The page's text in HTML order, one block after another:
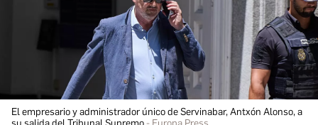
El empresario y administrador único de Servinabar, Antxón Alonso, a